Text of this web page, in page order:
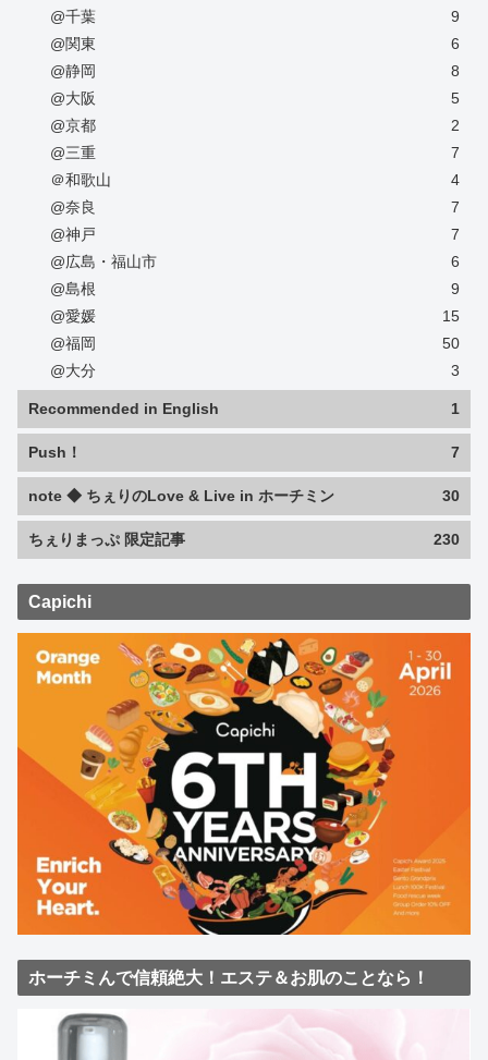
@千葉
9
@関東
6
@静岡
8
@大阪
5
@京都
2
@三重
7
＠和歌山
4
@奈良
7
@神戸
7
@広島・福山市
6
@島根
9
@愛媛
15
@福岡
50
@大分
3
Recommended in English 1
Push！ 7
note ◆ ちぇりのLove & Live in ホーチミン 30
ちぇりまっぷ 限定記事 230
Capichi
ホーチミんで信頼絶大！エステ＆お肌のことなら！